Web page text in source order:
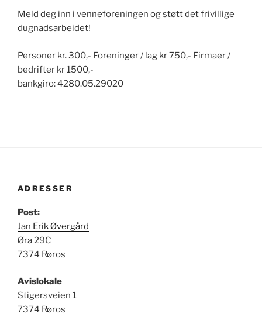
Meld deg inn i venneforeningen og støtt det frivillige
dugnadsarbeidet!
Personer kr. 300,- Foreninger / lag kr 750,- Firmaer /
bedrifter kr 1500,-
bankgiro: 4280.05.29020
ADRESSER
Post:
Jan Erik Øvergård
Øra 29C
7374 Røros
Avislokale
Stigersveien 1
7374 Røros